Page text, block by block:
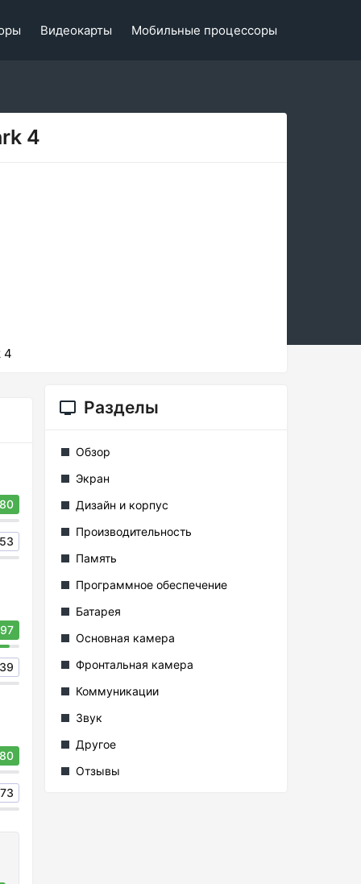
Видеокарты Мобильные процессоры
4
4
80
53
97
39
80
73
Разделы
Обзор
Экран
Дизайн и корпус
Производительность
Память
Программное обеспечение
Батарея
Основная камера
Фронтальная камера
Коммуникации
Звук
Другое
Отзывы